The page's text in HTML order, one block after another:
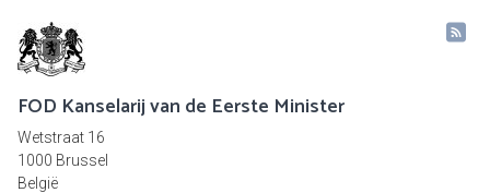
FOD Kanselarij van de Eerste Minister
Wetstraat 16
1000 Brussel
België